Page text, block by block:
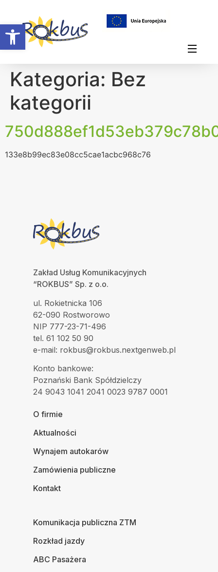
Otwórz pasek narzędzi
Kategoria: Bez
kategorii
133e8b99ec83e08cc5cae1acbc968c76
Zakład Usług Komunikacyjnych
“ROKBUS” Sp. z o.o.
ul. Rokietnicka 106
62-090 Rostworowo
NIP 777-23-71-496
tel. 61 102 50 90
e-mail: rokbus@rokbus.nextgenweb.pl
Konto bankowe:
Poznański Bank Spółdzielczy
24 9043 1041 2041 0023 9787 0001
O firmie
Aktualności
Wynajem autokarów
Zamówienia publiczne
Kontakt
Komunikacja publiczna ZTM
Rozkład jazdy
ABC Pasażera